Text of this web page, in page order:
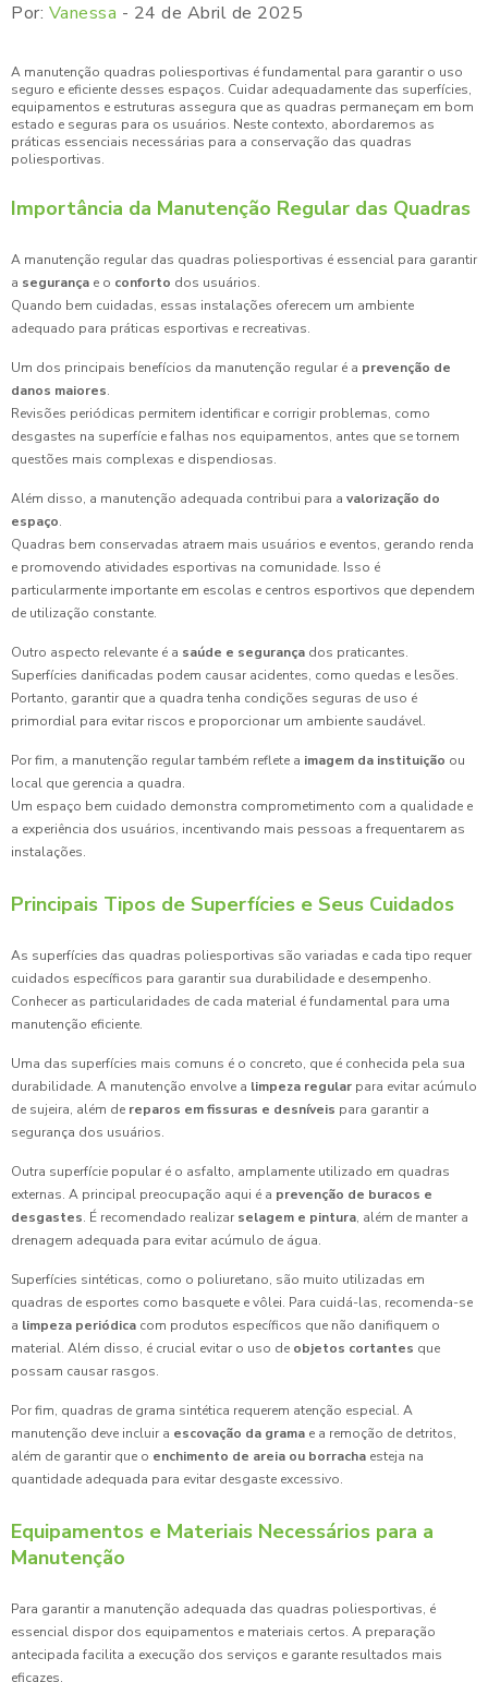
Por: Vanessa - 24 de Abril de 2025
A manutenção quadras poliesportivas é fundamental para garantir o uso
seguro e eficiente desses espaços. Cuidar adequadamente das superfícies,
equipamentos e estruturas assegura que as quadras permaneçam em bom
estado e seguras para os usuários. Neste contexto, abordaremos as
práticas essenciais necessárias para a conservação das quadras
poliesportivas.
Importância da Manutenção Regular das Quadras
A manutenção regular das quadras poliesportivas é essencial para garantir
a segurança e o conforto dos usuários.
Quando bem cuidadas, essas instalações oferecem um ambiente
adequado para práticas esportivas e recreativas.
Um dos principais benefícios da manutenção regular é a prevenção de
danos maiores.
Revisões periódicas permitem identificar e corrigir problemas, como
desgastes na superfície e falhas nos equipamentos, antes que se tornem
questões mais complexas e dispendiosas.
Além disso, a manutenção adequada contribui para a valorização do
espaço.
Quadras bem conservadas atraem mais usuários e eventos, gerando renda
e promovendo atividades esportivas na comunidade. Isso é
particularmente importante em escolas e centros esportivos que dependem
de utilização constante.
Outro aspecto relevante é a saúde e segurança dos praticantes.
Superfícies danificadas podem causar acidentes, como quedas e lesões.
Portanto, garantir que a quadra tenha condições seguras de uso é
primordial para evitar riscos e proporcionar um ambiente saudável.
Por fim, a manutenção regular também reflete a imagem da instituição ou
local que gerencia a quadra.
Um espaço bem cuidado demonstra comprometimento com a qualidade e
a experiência dos usuários, incentivando mais pessoas a frequentarem as
instalações.
Principais Tipos de Superfícies e Seus Cuidados
As superfícies das quadras poliesportivas são variadas e cada tipo requer
cuidados específicos para garantir sua durabilidade e desempenho.
Conhecer as particularidades de cada material é fundamental para uma
manutenção eficiente.
Uma das superfícies mais comuns é o concreto, que é conhecida pela sua
durabilidade. A manutenção envolve a limpeza regular para evitar acúmulo
de sujeira, além de reparos em fissuras e desníveis para garantir a
segurança dos usuários.
Outra superfície popular é o asfalto, amplamente utilizado em quadras
externas. A principal preocupação aqui é a prevenção de buracos e
desgastes. É recomendado realizar selagem e pintura, além de manter a
drenagem adequada para evitar acúmulo de água.
Superfícies sintéticas, como o poliuretano, são muito utilizadas em
quadras de esportes como basquete e vôlei. Para cuidá-las, recomenda-se
a limpeza periódica com produtos específicos que não danifiquem o
material. Além disso, é crucial evitar o uso de objetos cortantes que
possam causar rasgos.
Por fim, quadras de grama sintética requerem atenção especial. A
manutenção deve incluir a escovação da grama e a remoção de detritos,
além de garantir que o enchimento de areia ou borracha esteja na
quantidade adequada para evitar desgaste excessivo.
Equipamentos e Materiais Necessários para a
Manutenção
Para garantir a manutenção adequada das quadras poliesportivas, é
essencial dispor dos equipamentos e materiais certos. A preparação
antecipada facilita a execução dos serviços e garante resultados mais
eficazes.